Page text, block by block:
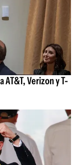
AT&T, Verizon y T-